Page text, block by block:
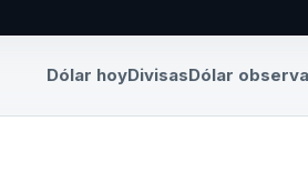
Dólar hoyDivisasDólar